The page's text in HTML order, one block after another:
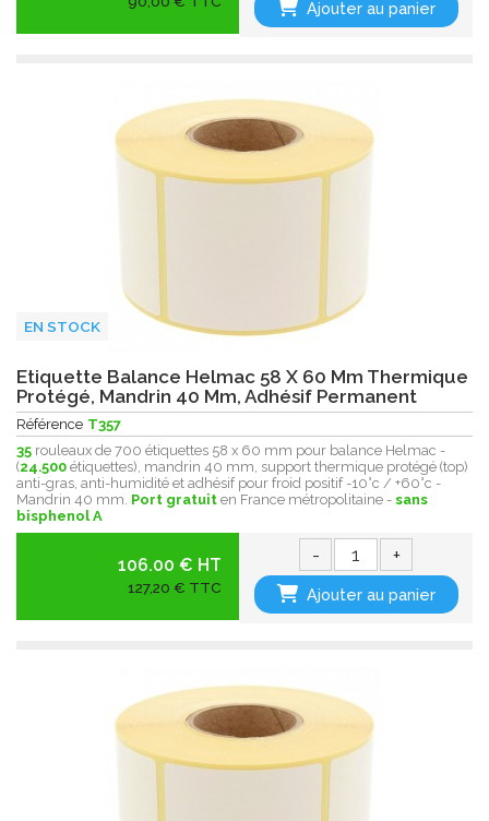
Ajouter au panier
EN STOCK
Etiquette Balance Helmac 58 X 60 Mm Thermique
Protégé, Mandrin 40 Mm, Adhésif Permanent
Référence T357
35 rouleaux de 700 étiquettes 58 x 60 mm pour balance Helmac -
(24.500 étiquettes), mandrin 40 mm, support thermique protégé (top)
anti-gras, anti-humidité et adhésif pour froid positif -10°c / +60°c -
Mandrin 40 mm. Port gratuit en France métropolitaine - sans
bisphenol A
106.00 € HT
127,20 € TTC
- +
Ajouter au panier